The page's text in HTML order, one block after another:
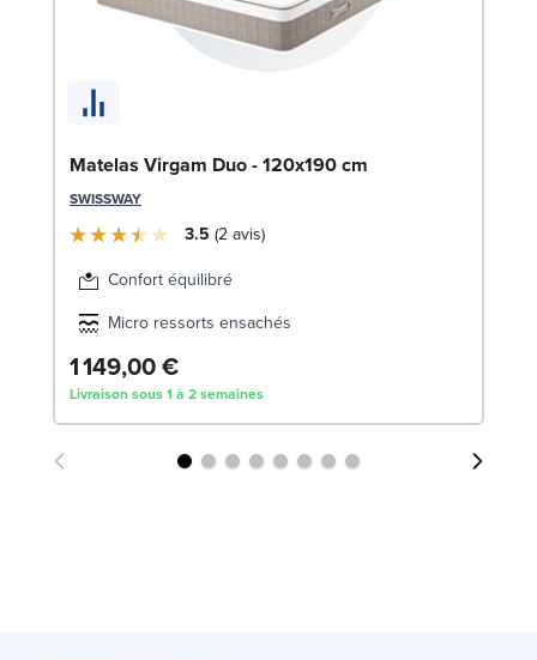
Matelas Virgam Duo - 120x190 cm
SWISSWAY
3.5 2avis
Confort équilibré
Micro ressorts ensachés
1 149,00 €
Livraison sous 1 à 2 semaines